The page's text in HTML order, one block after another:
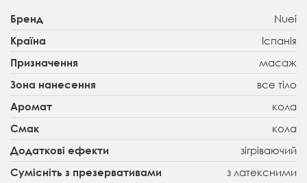
Бренд Nuei
Країна Іспанія
Призначення масаж
Зона нанесення все тіло
Аромат кола
Смак кола
Додаткові ефекти зігріваючий
Сумісніть з презервативами з латексними